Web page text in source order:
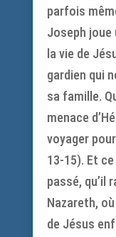
parfois
Joseph
la vie de
gardien qui
sa famille.
menace
voyager
13-15). Et
passé, qu’il
Nazareth,
de Jésus